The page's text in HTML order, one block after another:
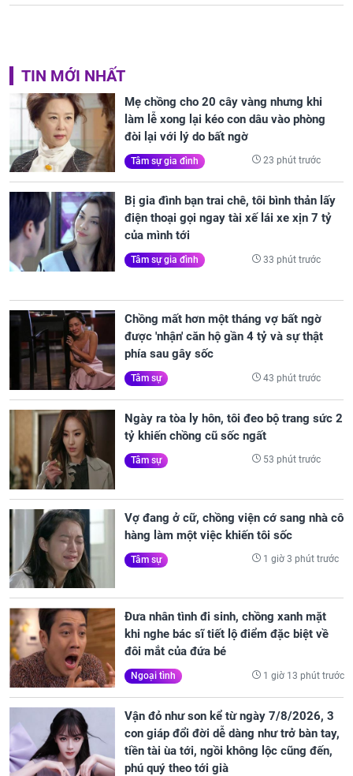
TIN MỚI NHẤT
Mẹ chồng cho 20 cây vàng nhưng khi
làm lễ xong lại kéo con dâu vào phòng
đòi lại với lý do bất ngờ
Tâm sự gia đình 23 phút trước
Bị gia đình bạn trai chê, tôi bình thản lấy
điện thoại gọi ngay tài xế lái xe xịn 7 tỷ
của mình tới
Tâm sự gia đình 33 phút trước
Chồng mất hơn một tháng vợ bất ngờ
được 'nhận' căn hộ gần 4 tỷ và sự thật
phía sau gây sốc
Tâm sự 43 phút trước
Ngày ra tòa ly hôn, tôi đeo bộ trang sức 2
tỷ khiến chồng cũ sốc ngất
Tâm sự 53 phút trước
Vợ đang ở cữ, chồng viện cớ sang nhà cô
hàng làm một việc khiến tôi sốc
Tâm sự 1 giờ 3 phút trước
Đưa nhân tình đi sinh, chồng xanh mặt
khi nghe bác sĩ tiết lộ điểm đặc biệt về
đôi mắt của đứa bé
Ngoại tình 1 giờ 13 phút trước
Vận đỏ như son kể từ ngày 7/8/2026, 3
con giáp đổi đời dễ dàng như trở bàn tay,
tiền tài ùa tới, ngồi không lộc cũng đến,
phú quý theo tới già